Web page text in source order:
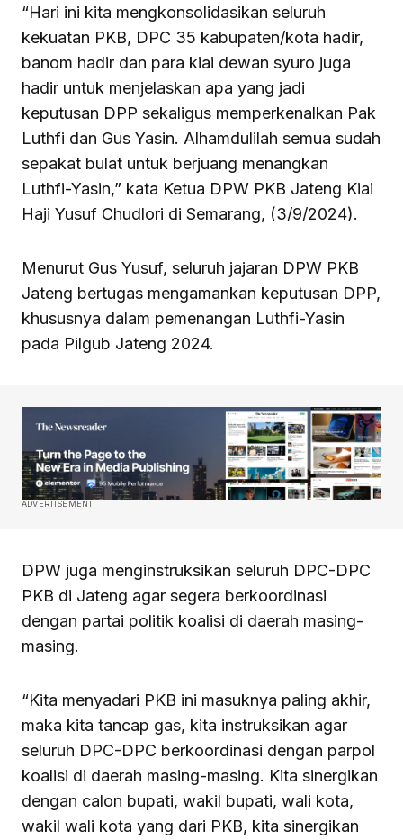
“Hari ini kita mengkonsolidasikan seluruh
kekuatan PKB, DPC 35 kabupaten/kota hadir,
banom hadir dan para kiai dewan syuro juga
hadir untuk menjelaskan apa yang jadi
keputusan DPP sekaligus memperkenalkan Pak
Luthfi dan Gus Yasin. Alhamdulilah semua sudah
sepakat bulat untuk berjuang menangkan
Luthfi-Yasin,” kata Ketua DPW PKB Jateng Kiai
Haji Yusuf Chudlori di Semarang, (3/9/2024).
Menurut Gus Yusuf, seluruh jajaran DPW PKB
Jateng bertugas mengamankan keputusan DPP,
khususnya dalam pemenangan Luthfi-Yasin
pada Pilgub Jateng 2024.
ADVERTISEMENT
DPW juga menginstruksikan seluruh DPC-DPC
PKB di Jateng agar segera berkoordinasi
dengan partai politik koalisi di daerah masing-
masing.
“Kita menyadari PKB ini masuknya paling akhir,
maka kita tancap gas, kita instruksikan agar
seluruh DPC-DPC berkoordinasi dengan parpol
koalisi di daerah masing-masing. Kita sinergikan
dengan calon bupati, wakil bupati, wali kota,
wakil wali kota yang dari PKB, kita sinergikan